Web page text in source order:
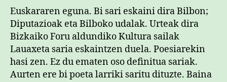
Euskararen eguna. Bi sari eskaini dira Bilbon;
Diputazioak eta Bilboko udalak. Urteak dira
Bizkaiko Foru aldundiko Kultura sailak
Lauaxeta saria eskaintzen duela. Poesiarekin
hasi zen. Ez du ematen oso definitua sariak.
Aurten ere bi poeta larriki saritu dituzte. Baina